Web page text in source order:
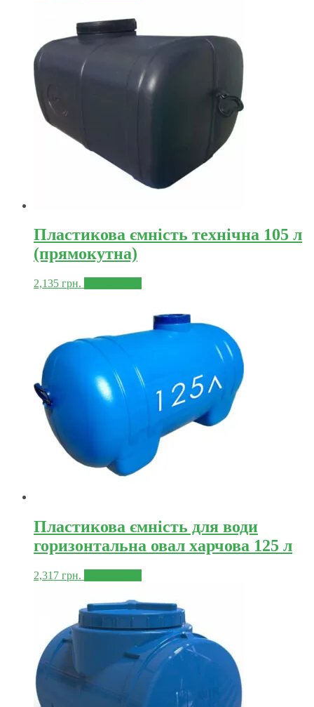
Пластикова ємність технічна 105 л
(прямокутна)
2,135 грн.
Пластикова ємність для води
горизонтальна овал харчова 125 л
2,317 грн.